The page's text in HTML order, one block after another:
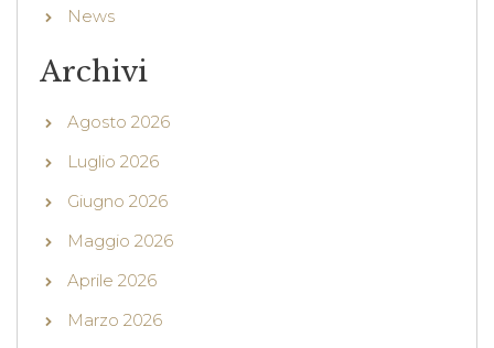
News
Archivi
Agosto 2026
Luglio 2026
Giugno 2026
Maggio 2026
Aprile 2026
Marzo 2026